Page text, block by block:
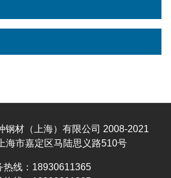
钢材（上海）有限公司 2008-2021
海市嘉定区马陆思义路510号
热线：18930611365